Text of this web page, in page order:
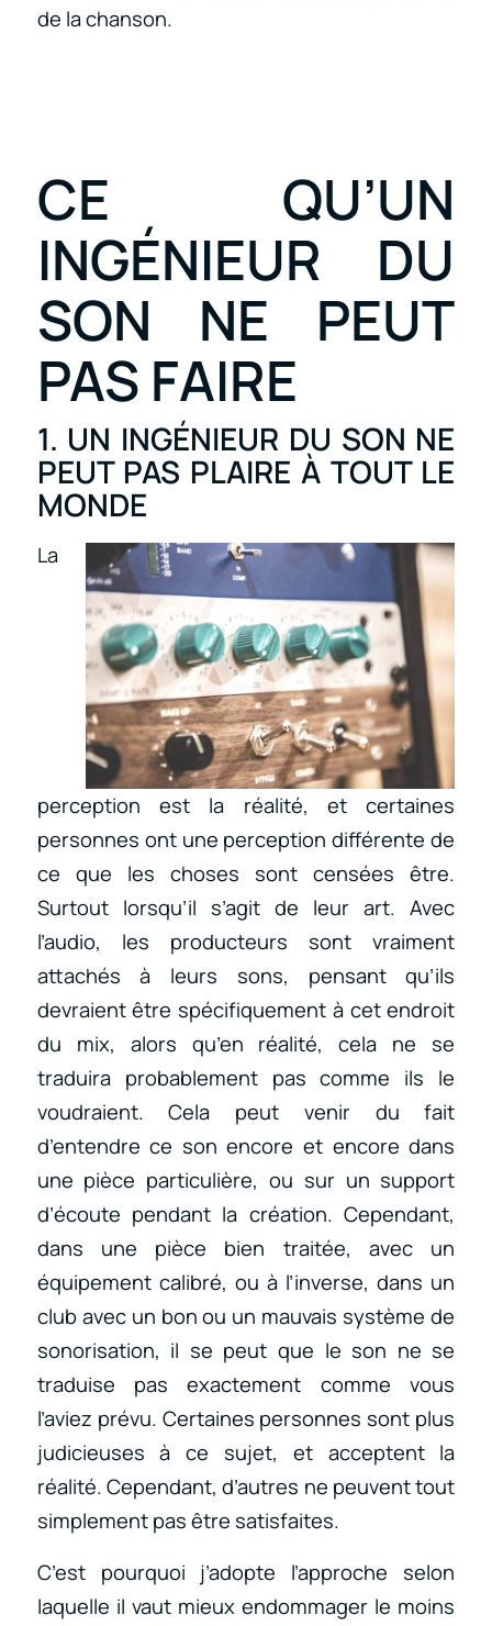
de la chanson.
CE QU’UN
INGÉNIEUR DU
SON NE PEUT
PAS FAIRE
1. UN INGÉNIEUR DU SON NE
PEUT PAS PLAIRE À TOUT LE
MONDE
La
perception est la réalité, et certaines
personnes ont une perception différente de
ce que les choses sont censées être.
Surtout lorsqu’il s’agit de leur art. Avec
l’audio, les producteurs sont vraiment
attachés à leurs sons, pensant qu’ils
devraient être spécifiquement à cet endroit
du mix, alors qu’en réalité, cela ne se
traduira probablement pas comme ils le
voudraient. Cela peut venir du fait
d’entendre ce son encore et encore dans
une pièce particulière, ou sur un support
d’écoute pendant la création. Cependant,
dans une pièce bien traitée, avec un
équipement calibré, ou à l’inverse, dans un
club avec un bon ou un mauvais système de
sonorisation, il se peut que le son ne se
traduise pas exactement comme vous
l’aviez prévu. Certaines personnes sont plus
judicieuses à ce sujet, et acceptent la
réalité. Cependant, d’autres ne peuvent tout
simplement pas être satisfaites.
C’est pourquoi j’adopte l’approche selon
laquelle il vaut mieux endommager le moins